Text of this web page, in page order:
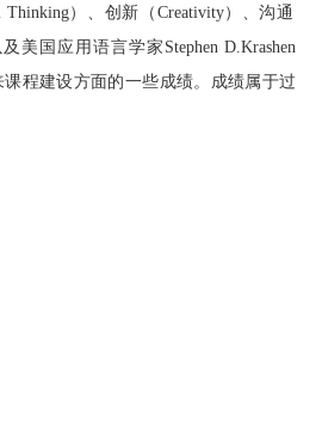
Thinking）、创新（Creativity）、沟通
美国应用语言学家Stephen D.Krashen
程建设方面的一些成绩。成绩属于过